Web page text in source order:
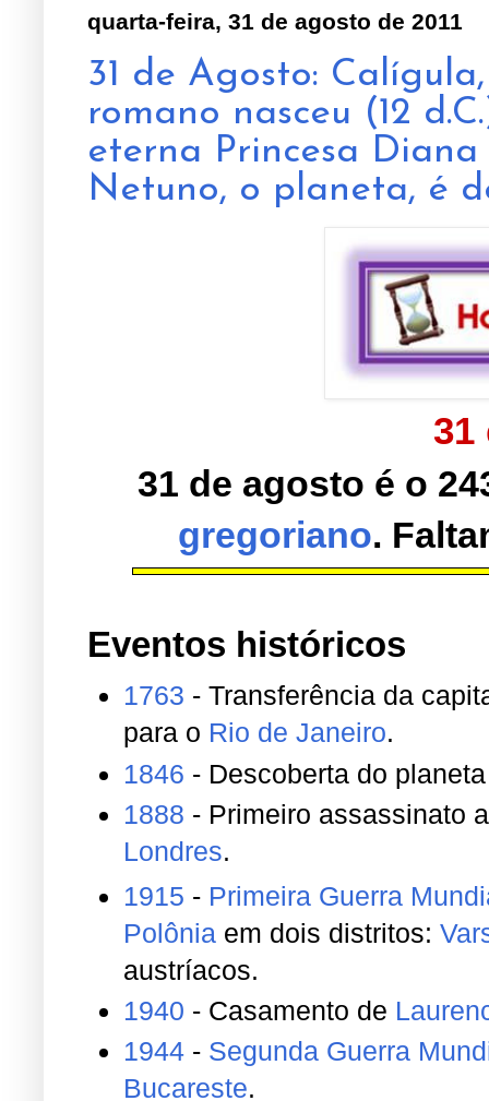
quarta-feira, 31 de agosto de 2011
31 de Agosto:
romano nasceu (12
eterna Princesa Diana
Netuno, o planeta, é
31
31 de agosto é o
gregoriano.
Eventos históricos
1763 - Transferência da
para o Rio de Janeiro.
1846 - Descoberta do
1888 - Primeiro assassinato
Londres.
1915 - Primeira Guerra
Polônia em dois distritos:
austríacos.
1940 - Casamento de
1944 - Segunda Guerra
Bucareste.